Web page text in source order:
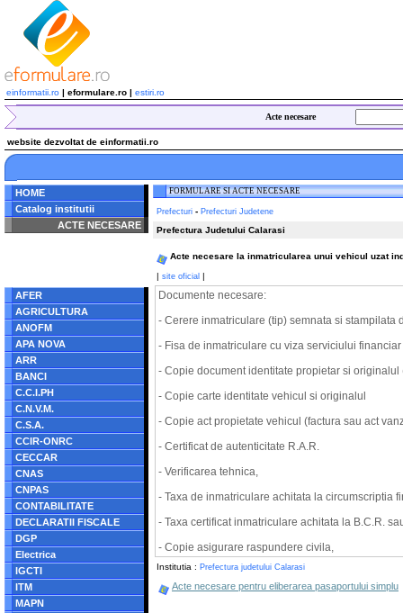
einformatii.ro | eformulare.ro | estiri.ro
Acte necesare
website dezvoltat de einformatii.ro
HOME
Catalog institutii
ACTE NECESARE
/home/eformulare.ro/public_html/navigare/stanga.php
AFER
AGRICULTURA
ANOFM
APA NOVA
ARR
BANCI
C.C.I.PH
C.N.V.M.
C.S.A.
CCIR-ONRC
CECCAR
CNAS
CNPAS
CONTABILITATE
DECLARATII FISCALE
DGP
Electrica
IGCTI
ITM
MAPN
FORMULARE SI ACTE NECESARE
Prefecturi - Prefecturi Judetene
Prefectura Judetului Calarasi
Acte necesare la inmatricularea unui vehicul uzat
| site oficial |
Documente necesare:
- Cerere inmatriculare (tip) semnata si stampilata
- Fisa de inmatriculare cu viza serviciului
- Copie document identitate propietar si
- Copie carte identitate vehicul si originalul
- Copie act propietate vehicul (factura sau act
- Certificat de autenticitate R.A.R.
- Verificarea tehnica,
- Taxa de inmatriculare achitata la circumscriptia
- Taxa certificat inmatriculare achitata la B.C.R.
- Copie asigurare raspundere civila,
Institutia : Prefectura judetului Calarasi
Acte necesare pentru eliberarea pasaportului simplu